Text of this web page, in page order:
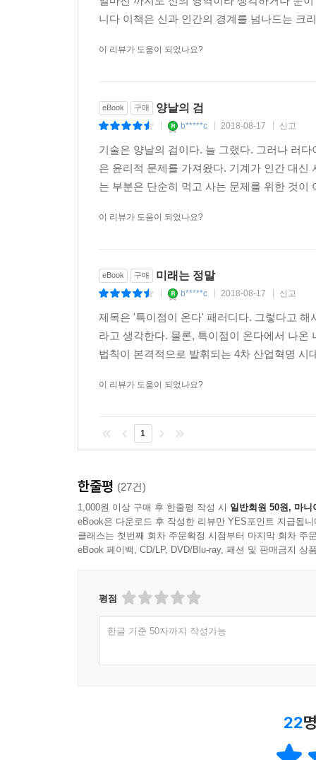
“생물 기전에 대해 세세하면서도 적당히 가지
하와이대학교의 연구실을 묘사한 이 대목은 제3
때를 떠올리면서 웃었습니다. 사실 웃음이 나오
돌아갔을 미치의 뒷모습도 실험실에서 흔히 볼
일깨우는 스위치가 되는 이런 문장이나 설명이,
되리라고 생각하니 묘한 기분이 듭니다.”
니다 이책은 신과 인간의 경계를 넘나드는 크
이 리뷰가 도움이 되었나요?
eBook 구매 양날의 검
b*****c 2018-08-17 신고
기술은 양날의 검이다. 늘 그랬다. 그러나 러
은 윤리적 문제를 가져왔다. 기계가 인간 대
는 부분은 단순히 먹고 사는 문제를 위한 것
이 리뷰가 도움이 되었나요?
eBook 구매 미래는 정말
b*****c 2018-08-17 신고
제목은 '특이점이 온다' 패러디다. 그렇다고
라고 생각한다. 물론, 특이점이 온다에서 나
법칙이 본격적으로 발휘되는 4차 산업혁명
이 리뷰가 도움이 되었나요?
1
한줄평 (27건)
1,000원 이상 구매 후 한줄평 작성 시 일반회원 50원, 마니
eBook은 다운로드 후 작성한 리뷰만 YES포인트 지급됩니
클래스는 첫번째 회차 주문확정 시점부터 마지막 회차 주
eBook 페이백, CD/LP, DVD/Blu-ray, 패션 및 판매금지 상
평점
한글 기준 50자까지 작성가능
22